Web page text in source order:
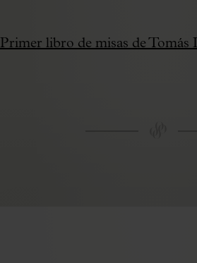
Primer libro de misas de Tomás